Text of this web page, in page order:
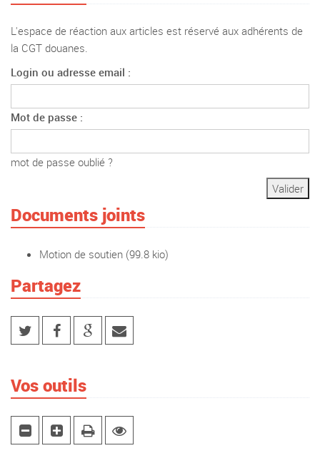
L'espace de réaction aux articles est réservé aux adhérents de
la CGT douanes.
Login ou adresse email :
Mot de passe :
mot de passe oublié ?
Documents joints
Motion de soutien (99.8 kio)
Partagez
Vos outils